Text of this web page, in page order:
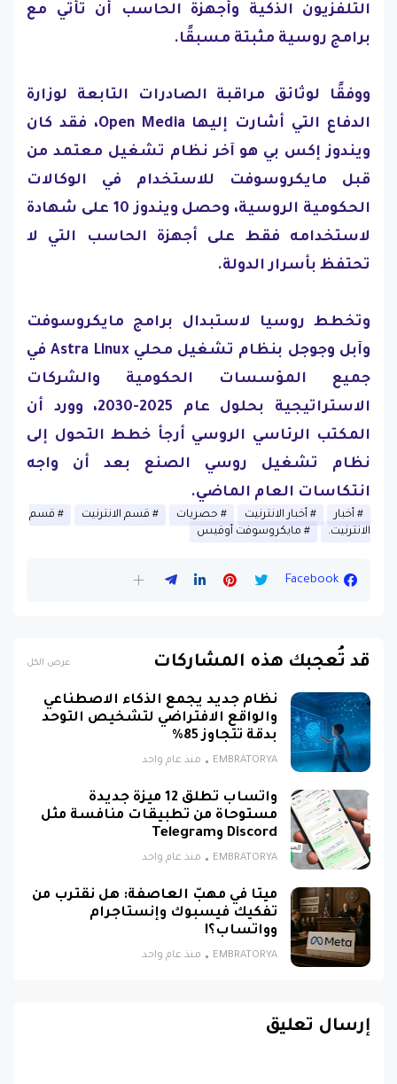
التلفزيون الذكية وأجهزة الحاسب أن تأتي مع
برامج روسية مثبتة مسبقًا.
ووفقًا لوثائق مراقبة الصادرات التابعة لوزارة
الدفاع التي أشارت إليها Open Media، فقد كان
ويندوز إكس بي هو آخر نظام تشغيل معتمد من
قبل مايكروسوفت للاستخدام في الوكالات
الحكومية الروسية، وحصل ويندوز 10 على شهادة
لاستخدامه فقط على أجهزة الحاسب التي لا
تحتفظ بأسرار الدولة.
وتخطط روسيا لاستبدال برامج مايكروسوفت
وآبل وجوجل بنظام تشغيل محلي Astra Linux في
جميع المؤسسات الحكومية والشركات
الاستراتيجية بحلول عام 2025-2030، وورد أن
المكتب الرئاسي الروسي أرجأ خطط التحول إلى
نظام تشغيل روسي الصنع بعد أن واجه
انتكاسات العام الماضي.
أخبار أخبار الانترنيت حصريات قسم الانترنيت
قسم
الانترنيت.
مايكروسوفت أوفيس
Facebook
قد تُعجبك هذه المشاركات عرض الكل
نظام جديد يجمع الذكاء الاصطناعي
والواقع الافتراضي لتشخيص التوحد
بدقة تتجاوز 85%
EMBRATORYA منذ عام واحد
واتساب تطلق 12 ميزة جديدة
مستوحاة من تطبيقات منافسة مثل
Discord وTelegram
EMBRATORYA منذ عام واحد
ميتا في مهبّ العاصفة: هل نقترب من
تفكيك فيسبوك وإنستاجرام
وواتساب؟!
EMBRATORYA منذ عام واحد
إرسال تعليق